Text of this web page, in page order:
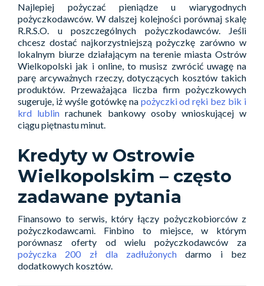
Najlepiej pożyczać pieniądze u wiarygodnych
pożyczkodawców. W dalszej kolejności porównaj skalę
R.R.S.O. u poszczególnych pożyczkodawców. Jeśli
chcesz dostać najkorzystniejszą pożyczkę zarówno w
lokalnym biurze działającym na terenie miasta Ostrów
Wielkopolski jak i online, to musisz zwrócić uwagę na
parę arcyważnych rzeczy, dotyczących kosztów takich
produktów. Przeważająca liczba firm pożyczkowych
sugeruje, iż wyśle gotówkę na pożyczki od ręki bez bik i
krd lublin rachunek bankowy osoby wnioskującej w
ciągu piętnastu minut.
Kredyty w Ostrowie
Wielkopolskim – często
zadawane pytania
Finansowo to serwis, który łączy pożyczkobiorców z
pożyczkodawcami. Finbino to miejsce, w którym
porównasz oferty od wielu pożyczkodawców za
pożyczka 200 zł dla zadłużonych darmo i bez
dodatkowych kosztów.